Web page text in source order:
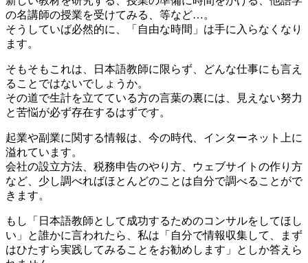
の名講師の授業を受けてみる、等など…。
そうしていば必然的に、「自由な時間」は手に入らなくなり
ます。
そもそもこれは、日本語教師に限らず、どんな仕事にも言え
ることではないでしょうか。
その道で生計を立てている方の言葉の裏には、見えない努力
と苦悩が必ず存在するはずです。
起業や副業に関する情報は、今の時代、インターネット上に
溢れています。
会社の設立方法、税務申告のやり方、ウェブサイトの作り方
など、少し調べればほとんどのことは自分で調べることがで
きます。
もし「日本語教師として成功するためのコンサルをしてほし
い」と誰かに言われたら、私は「自分で情報収集して、まず
はひたすら実践してみることをお勧めします」としか答えら